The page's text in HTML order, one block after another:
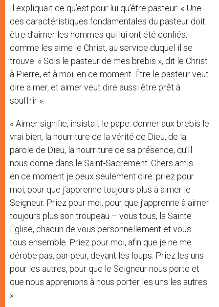
Il expliquait ce qu’est pour lui qu’être pasteur: « Une
des caractéristiques fondamentales du pasteur doit
être d’aimer les hommes qui lui ont été confiés,
comme les aime le Christ, au service duquel il se
trouve. « Sois le pasteur de mes brebis », dit le Christ
à Pierre, et à moi, en ce moment. Être le pasteur veut
dire aimer, et aimer veut dire aussi être prêt à
souffrir ».
« Aimer signifie, insistait le pape: donner aux brebis le
vrai bien, la nourriture de la vérité de Dieu, de la
parole de Dieu, la nourriture de sa présence, qu’Il
nous donne dans le Saint-Sacrement. Chers amis –
en ce moment je peux seulement dire: priez pour
moi, pour que j’apprenne toujours plus à aimer le
Seigneur. Priez pour moi, pour que j’apprenne à aimer
toujours plus son troupeau – vous tous, la Sainte
Église, chacun de vous personnellement et vous
tous ensemble. Priez pour moi, afin que je ne me
dérobe pas, par peur, devant les loups. Priez les uns
pour les autres, pour que le Seigneur nous porte et
que nous apprenions à nous porter les uns les autres
».